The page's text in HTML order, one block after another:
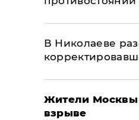
В Николаеве
Жители Москвы
взрыве